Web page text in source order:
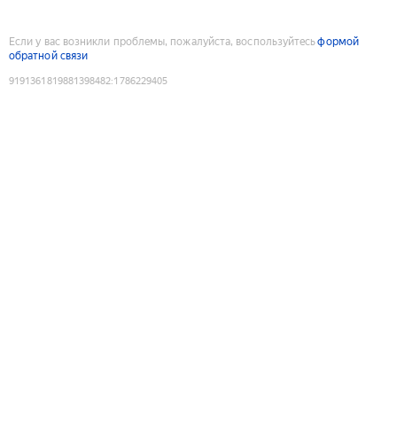
Если у вас возникли проблемы, пожалуйста, воспользуйтесьформой
обратной связи
9191361819881398482:1786229405